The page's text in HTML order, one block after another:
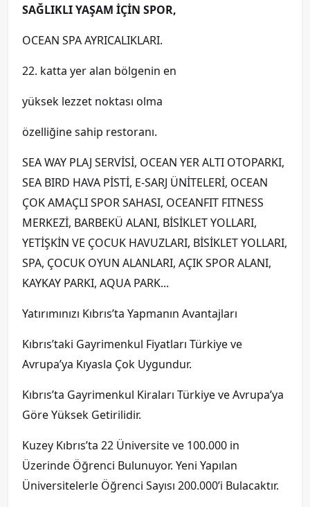
SAĞLIKLI YAŞAM İÇİN SPOR,
OCEAN SPA AYRICALIKLARI.
22. katta yer alan bölgenin en
yüksek lezzet noktası olma
özelliğine sahip restoranı.
SEA WAY PLAJ SERVİSİ, OCEAN YER ALTI OTOPARKI,
SEA BIRD HAVA PİSTİ, E-SARJ ÜNİTELERİ, OCEAN
ÇOK AMAÇLI SPOR SAHASI, OCEANFIT FITNESS
MERKEZİ, BARBEKÜ ALANI, BİSİKLET YOLLARI,
YETİŞKİN VE ÇOCUK HAVUZLARI, BİSİKLET YOLLARI,
SPA, ÇOCUK OYUN ALANLARI, AÇIK SPOR ALANI,
KAYKAY PARKI, AQUA PARK...
Yatırımınızı Kıbrıs’ta Yapmanın Avantajları
Kıbrıs’taki Gayrimenkul Fiyatları Türkiye ve
Avrupa’ya Kıyasla Çok Uygundur.
Kıbrıs’ta Gayrimenkul Kiraları Türkiye ve Avrupa’ya
Göre Yüksek Getirilidir.
Kuzey Kıbrıs’ta 22 Üniversite ve 100.000 in
Üzerinde Öğrenci Bulunuyor. Yeni Yapılan
Üniversitelerle Öğrenci Sayısı 200.000’i Bulacaktır.